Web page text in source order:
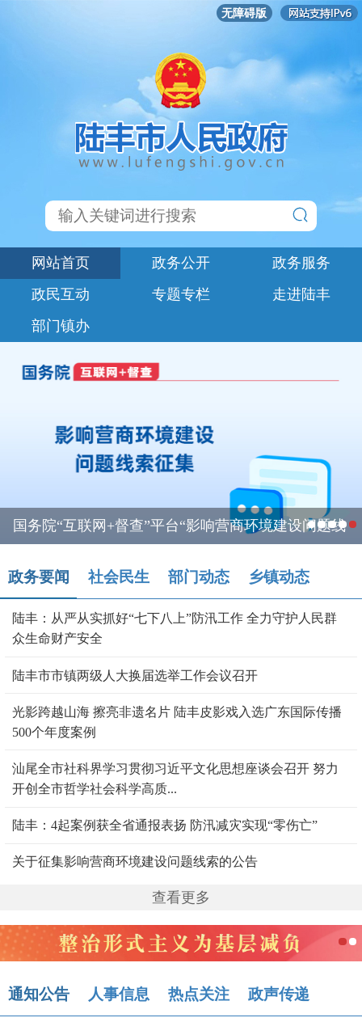
无障碍版
网站首页 政务公开
政务服务
政民互动
专题专栏
走进陆丰
部门镇办
国务院“互联网+督查”平台“影响营商环境建设问题线
政务要闻 社会民生 部门动态 乡镇动态
陆丰：从严从实抓好“七下八上”防汛工作 全力守护人民群
众生命财产安全
陆丰市市镇两级人大换届选举工作会议召开
光影跨越山海 擦亮非遗名片 陆丰皮影戏入选广东国际传播
500个年度案例
汕尾全市社科界学习贯彻习近平文化思想座谈会召开 努力
开创全市哲学社会科学高质...
陆丰：4起案例获全省通报表扬 防汛减灾实现“零伤亡”
关于征集影响营商环境建设问题线索的公告
查看更多
通知公告 人事信息 热点关注 政声传递